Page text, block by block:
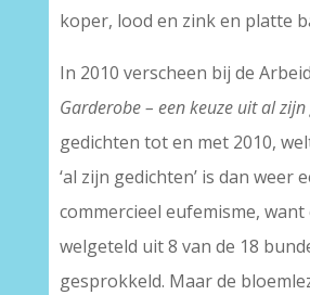
koper, lood en zink en platte
In 2010 verscheen bij de
Garderobe – een keuze uit al
gedichten tot en met 2010,
‘al zijn gedichten’ is dan weer
commercieel eufemisme,
welgeteld uit 8 van de 18
gesprokkeld. Maar de